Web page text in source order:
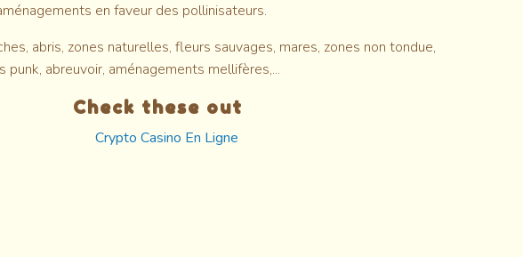
en faveur des pollinisateurs.
abris, zones naturelles, fleurs sauvages, mares, zones non tondue,
punk, abreuvoir, aménagements mellifères,...
Check these out
Crypto Casino En Ligne